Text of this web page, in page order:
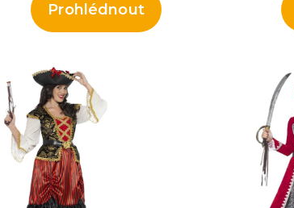
Prohlédnout